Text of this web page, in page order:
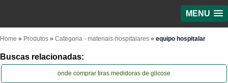
MENU
Home » Produtos » Categoria - materiais-hospitalares » equipo hospitalar
Buscas relacionadas:
onde comprar tiras medidoras de glicose